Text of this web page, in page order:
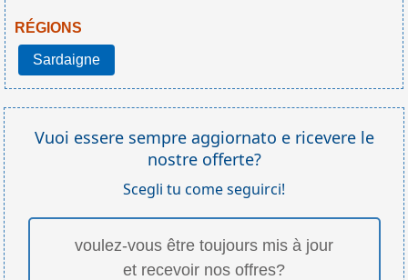
RÉGIONS
Sardaigne
Vuoi essere sempre aggiornato e ricevere le
nostre offerte?
Scegli tu come seguirci!
voulez-vous être toujours mis à jour
et recevoir nos offres?